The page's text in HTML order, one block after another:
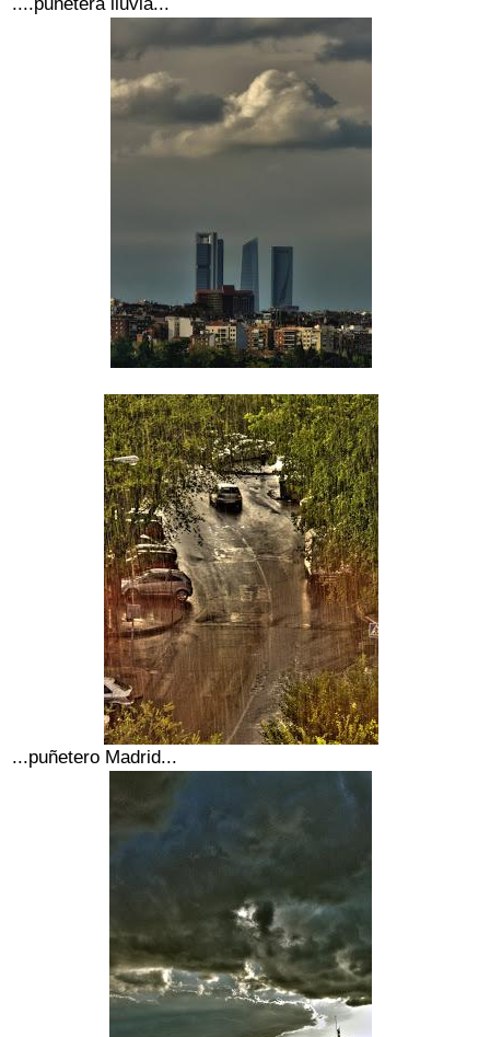
...puñetero Madrid...